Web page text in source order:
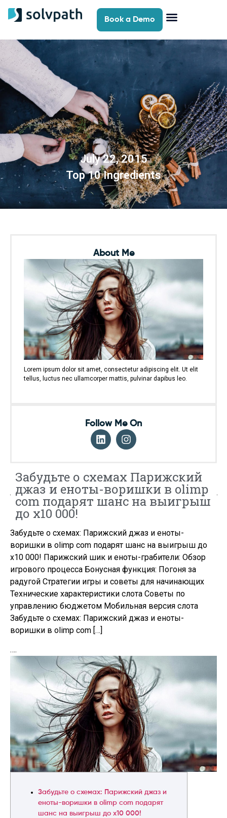
Book a Demo
July 22, 2015
Top 10 Ingredients
Забудьте о схемах Парижский
джаз и еноты-воришки в olimp
com подарят шанс на выигрыш
до x10 000!
Забудьте о схемах: Парижский джаз и еноты-
воришки в olimp com подарят шанс на выигрыш до
x10 000! Парижский шик и еноты-грабители: Обзор
игрового процесса Бонусная функция: Погоня за
радугой Стратегии игры и советы для начинающих
Технические характеристики слота Советы по
управлению бюджетом Мобильная версия слота
Забудьте о схемах: Парижский джаз и еноты-
воришки в olimp com […]
….
Забудьте о схемах: Парижский джаз и
еноты-воришки в olimp com подарят
шанс на выигрыш до x10 000!
About Me
Lorem ipsum dolor sit amet, consectetur adipiscing elit. Ut elit
tellus, luctus nec ullamcorper mattis, pulvinar dapibus leo.
Follow Me On